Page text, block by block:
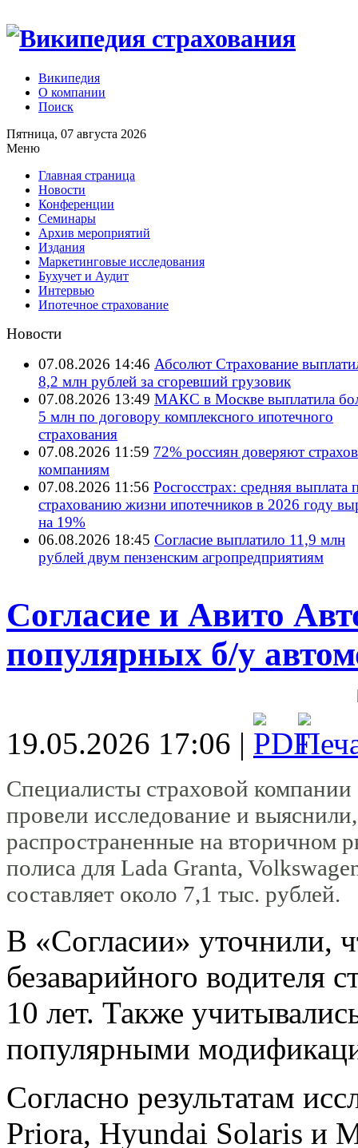
Википедия
О компании
Поиск
Пятница, 07 августа 2026
Меню
Главная страница
Новости
Конференции
Семинары
Архив мероприятий
Издания
Маркетинговые исследования
Бухучет и Аудит
Интервью
Ипотечное страхование
Новости
07.08.2026 14:46 Абсолют Страхование
8,2 млн рублей за сгоревший грузовик
07.08.2026 13:49 МАКС в Москве выплатила
5 млн по договору комплексного ипотечного
страхования
07.08.2026 11:59 72% россиян доверяют
компаниям
07.08.2026 11:56 Росгосстрах: средняя выплата
страхованию жизни ипотечников в 2026 году
на 19%
06.08.2026 18:45 Согласие выплатило 11,9 млн
рублей двум пензенским агропредприятиям
Согласие и Авито
популярных б/у
19.05.2026 17:06 |
Специалисты страховой
провели исследование и
распространенные на вторичном
полиса для Lada Granta,
составляет около 7,1 тыс. рублей.
В «Согласии» уточнили,
безаварийного водителя
10 лет. Также
популярными
Согласно результатам
Priora, Hyundai Solaris и